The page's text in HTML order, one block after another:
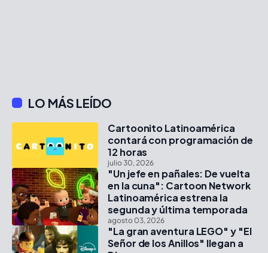
LO MÁS LEÍDO
Cartoonito Latinoamérica
contará con programación de
12 horas
julio 30, 2026
"Un jefe en pañales: De vuelta
en la cuna": Cartoon Network
Latinoamérica estrena la
segunda y última temporada
agosto 03, 2026
"La gran aventura LEGO" y "El
Señor de los Anillos" llegan a